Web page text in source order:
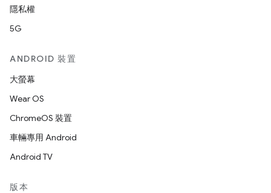
隱私權
5G
ANDROID 裝置
大螢幕
Wear OS
ChromeOS 裝置
車輛專用 Android
Android TV
版本